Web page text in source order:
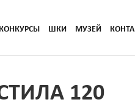
КОНКУРСЫ ШКИ МУЗЕЙ
120